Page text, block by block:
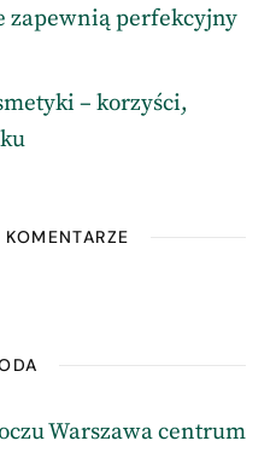
zapewnią perfekcyjny
– korzyści,
Warszawa centrum